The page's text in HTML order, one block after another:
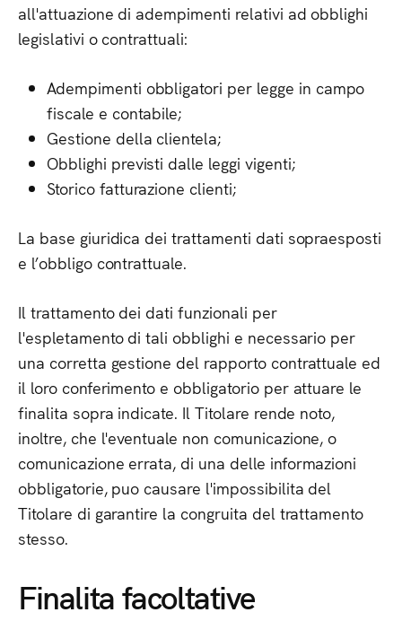
all'attuazione di adempimenti relativi ad obblighi
legislativi o contrattuali:
Adempimenti obbligatori per legge in campo
fiscale e contabile;
Gestione della clientela;
Obblighi previsti dalle leggi vigenti;
Storico fatturazione clienti;
La base giuridica dei trattamenti dati sopraesposti
e l’obbligo contrattuale.
Il trattamento dei dati funzionali per
l'espletamento di tali obblighi e necessario per
una corretta gestione del rapporto contrattuale ed
il loro conferimento e obbligatorio per attuare le
finalita sopra indicate. Il Titolare rende noto,
inoltre, che l'eventuale non comunicazione, o
comunicazione errata, di una delle informazioni
obbligatorie, puo causare l'impossibilita del
Titolare di garantire la congruita del trattamento
stesso.
Finalita facoltative